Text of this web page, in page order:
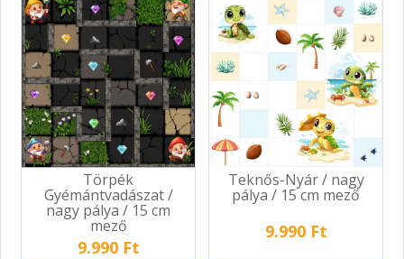
Törpék
Gyémántvadászat /
nagy pálya / 15 cm
mező
9.990 Ft
Teknős-Nyár / nagy
pálya / 15 cm mező
9.990 Ft